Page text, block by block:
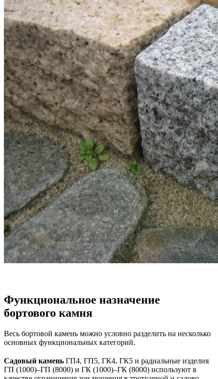
Функциональное назначение
бортового камня
Весь бортовой камень можно условно разделить на несколько
основных функциональных категорий.
Садовый камень ГП4, ГП5, ГК4, ГК5 и радиальные изделия
ГП (1000)–ГП (8000) и ГК (1000)–ГК (8000) используют в